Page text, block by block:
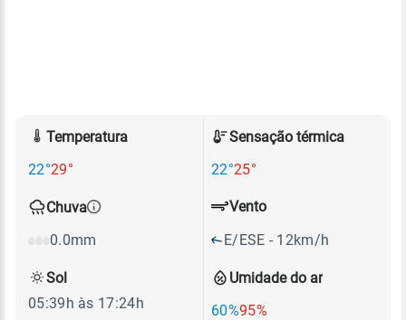
Temperatura
22°29°
Sensação térmica
22°25°
Chuva
0.0mm
Umidade do ar
60%95%
Vento
E/ESE - 12km/h
Sol
05:39h às 17:24h